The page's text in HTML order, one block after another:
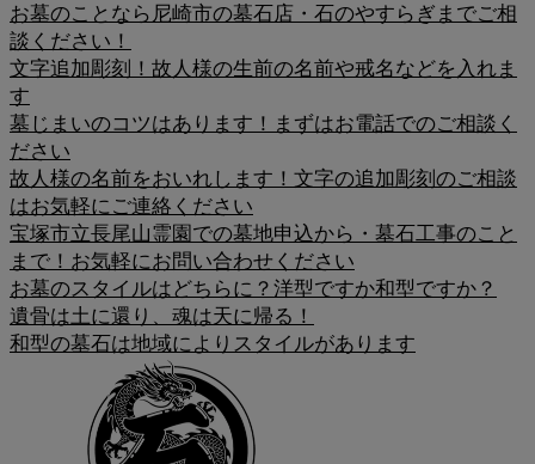
お墓のことなら尼崎市の墓石店・石のやすらぎまでご相
談ください！
文字追加彫刻！故人様の生前の名前や戒名などを入れま
す
墓じまいのコツはあります！まずはお電話でのご相談く
ださい
故人様の名前をおいれします！文字の追加彫刻のご相談
はお気軽にご連絡ください
宝塚市立長尾山霊園での墓地申込から・墓石工事のこと
まで！お気軽にお問い合わせください
お墓のスタイルはどちらに？洋型ですか和型ですか？
遺骨は土に還り、魂は天に帰る！
和型の墓石は地域によりスタイルがあります